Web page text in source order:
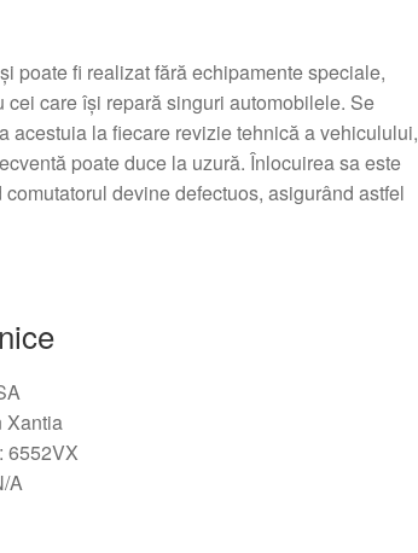
poate fi realizat fără echipamente speciale,
cei care își repară singuri automobilele. Se
acestuia la fiecare revizie tehnică a vehiculului,
poate duce la uzură. Înlocuirea sa este
devine defectuos, asigurând astfel
Xantia
6552VX
A